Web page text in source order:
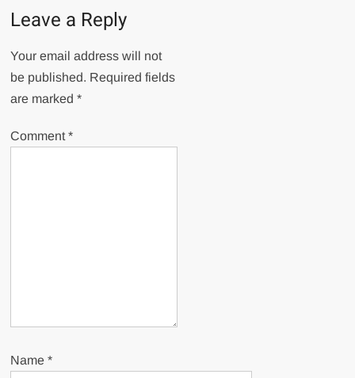
Leave a Reply
Your email address will not
be published. Required fields
are marked*
Comment*
Name*